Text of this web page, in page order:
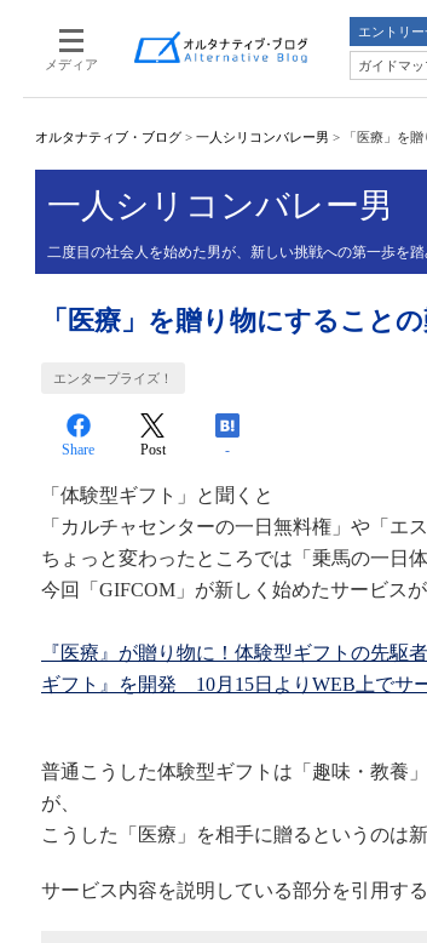
メディア
エントリ
ガイドマ
オルタナティブ・ブログ > 一人シリコンバレー男 > 「医療」を
一人シリコンバレー男
二度目の社会人を始めた男が、新しい挑戦への第一歩を踏
「医療」を贈り物にすること
エンタープライズ！
Share Post -
「体験型ギフト」と聞くと
「カルチャセンターの一日無料権」や「エス
ちょっと変わったところでは「乗馬の一日
今回「GIFCOM」が新しく始めたサービス
『医療』が贈り物に！体験型ギフトの先駆
ギフト』を開発 10月15日よりWEB上でサ
普通こうした体験型ギフトは「趣味・教養
が、
こうした「医療」を相手に贈るというのは
サービス内容を説明している部分を引用する